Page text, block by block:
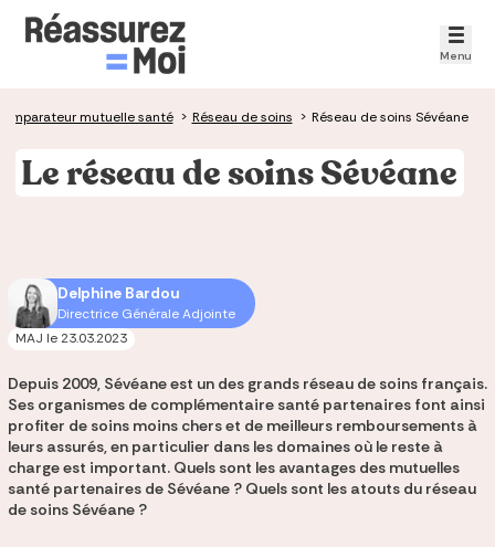
Menu
mutuelle santé > Réseau de soins > Réseau de soins Sévéane
Le réseau de soins Sévéane
Delphine Bardou
Directrice Générale Adjointe
MAJ le23.03.2023
Depuis 2009, Sévéane est un des grands réseau de soins français.
Ses organismes de complémentaire santé partenaires font ainsi
profiter de soins moins chers et de meilleurs remboursements à
leurs assurés, en particulier dans les domaines où le reste à
charge est important. Quels sont les avantages des mutuelles
santé partenaires de Sévéane ? Quels sont les atouts du réseau
de soins Sévéane ?